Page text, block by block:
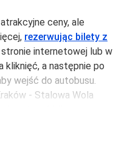
ceny, ale
rezerwując bilety z
stronie internetowej lub w
kliknięć, a następnie po
wejść do autobusu.
- Stalowa Wola
z wyprzedzeniem lub